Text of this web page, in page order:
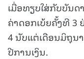
ເມື່ອທຽບໃສ່ກັບບັນ
ຄ່າດອກເບ້ຍຄັ້ງທີ 3
4 ນັບແຕ່ເດືອນມິຖຸນາ
ປີການເງິນ.